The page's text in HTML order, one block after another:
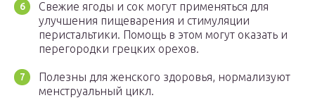
Свежие ягоды и сок могут применяться для
улучшения пищеварения и стимуляции
перистальтики. Помощь в этом могут оказать и
перегородки грецких орехов.
Полезны для женского здоровья, нормализуют
менструальный цикл.